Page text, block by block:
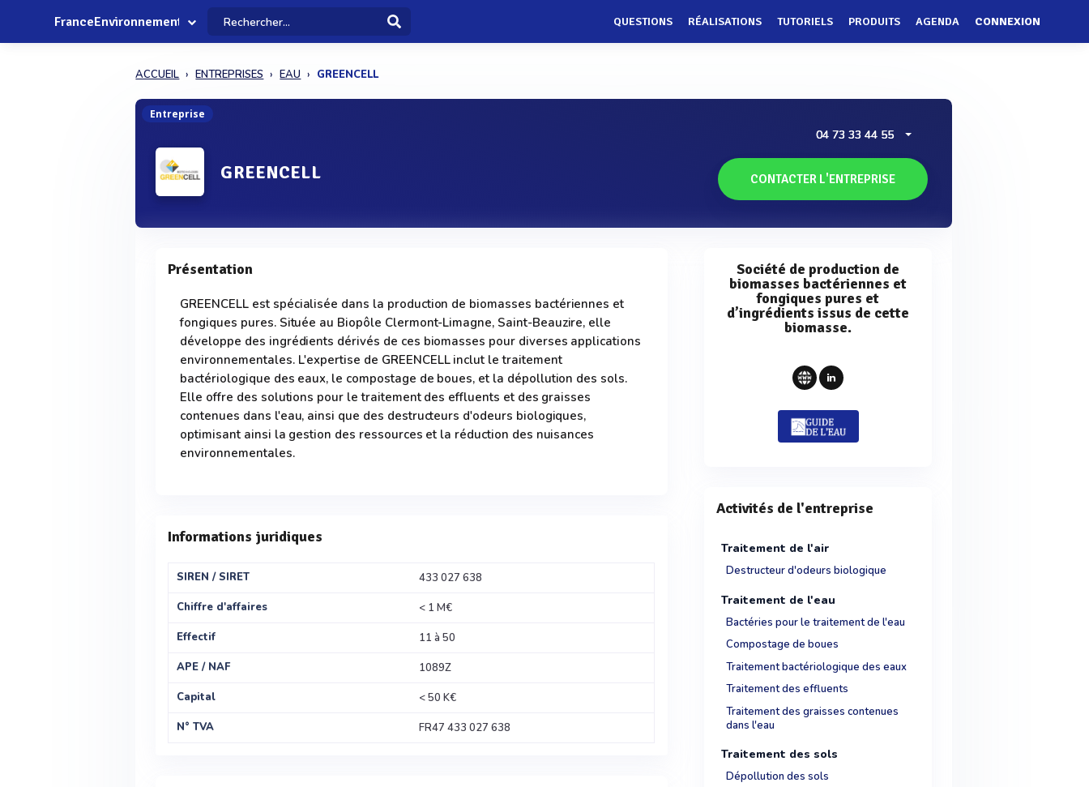
FranceEnvironnement QUESTIONS RÉALISATIONS TUTORIELS PRODUITS AGENDA CONNEXION
ACCUEIL ENTREPRISES EAU GREENCELL
Entreprise
GREENCELL
04 73 33 44 55
CONTACTER L'ENTREPRISE
Présentation
GREENCELL est spécialisée dans la production de biomasses bactériennes et
fongiques pures. Située au Biopôle Clermont-Limagne, Saint-Beauzire, elle
développe des ingrédients dérivés de ces biomasses pour diverses applications
environnementales. L'expertise de GREENCELL inclut le traitement
bactériologique des eaux, le compostage de boues, et la dépollution des sols.
Elle offre des solutions pour le traitement des effluents et des graisses
contenues dans l'eau, ainsi que des destructeurs d'odeurs biologiques,
optimisant ainsi la gestion des ressources et la réduction des nuisances
environnementales.
Informations juridiques
SIREN / SIRET
433 027 638
Chiffre d'affaires
< 1 M€
Effectif
11 à 50
APE / NAF
1089Z
Capital
< 50 K€
N° TVA
FR47 433 027 638
Société de production de
biomasses bactériennes et
fongiques pures et
d’ingrédients issus de cette
biomasse.
Activités de l'entreprise
Traitement de l'air
Destructeur d'odeurs biologique
Traitement de l'eau
Bactéries pour le traitement de l'eau
Compostage de boues
Traitement bactériologique des eaux
Traitement des effluents
Traitement des graisses contenues
dans l'eau
Traitement des sols
Dépollution des sols